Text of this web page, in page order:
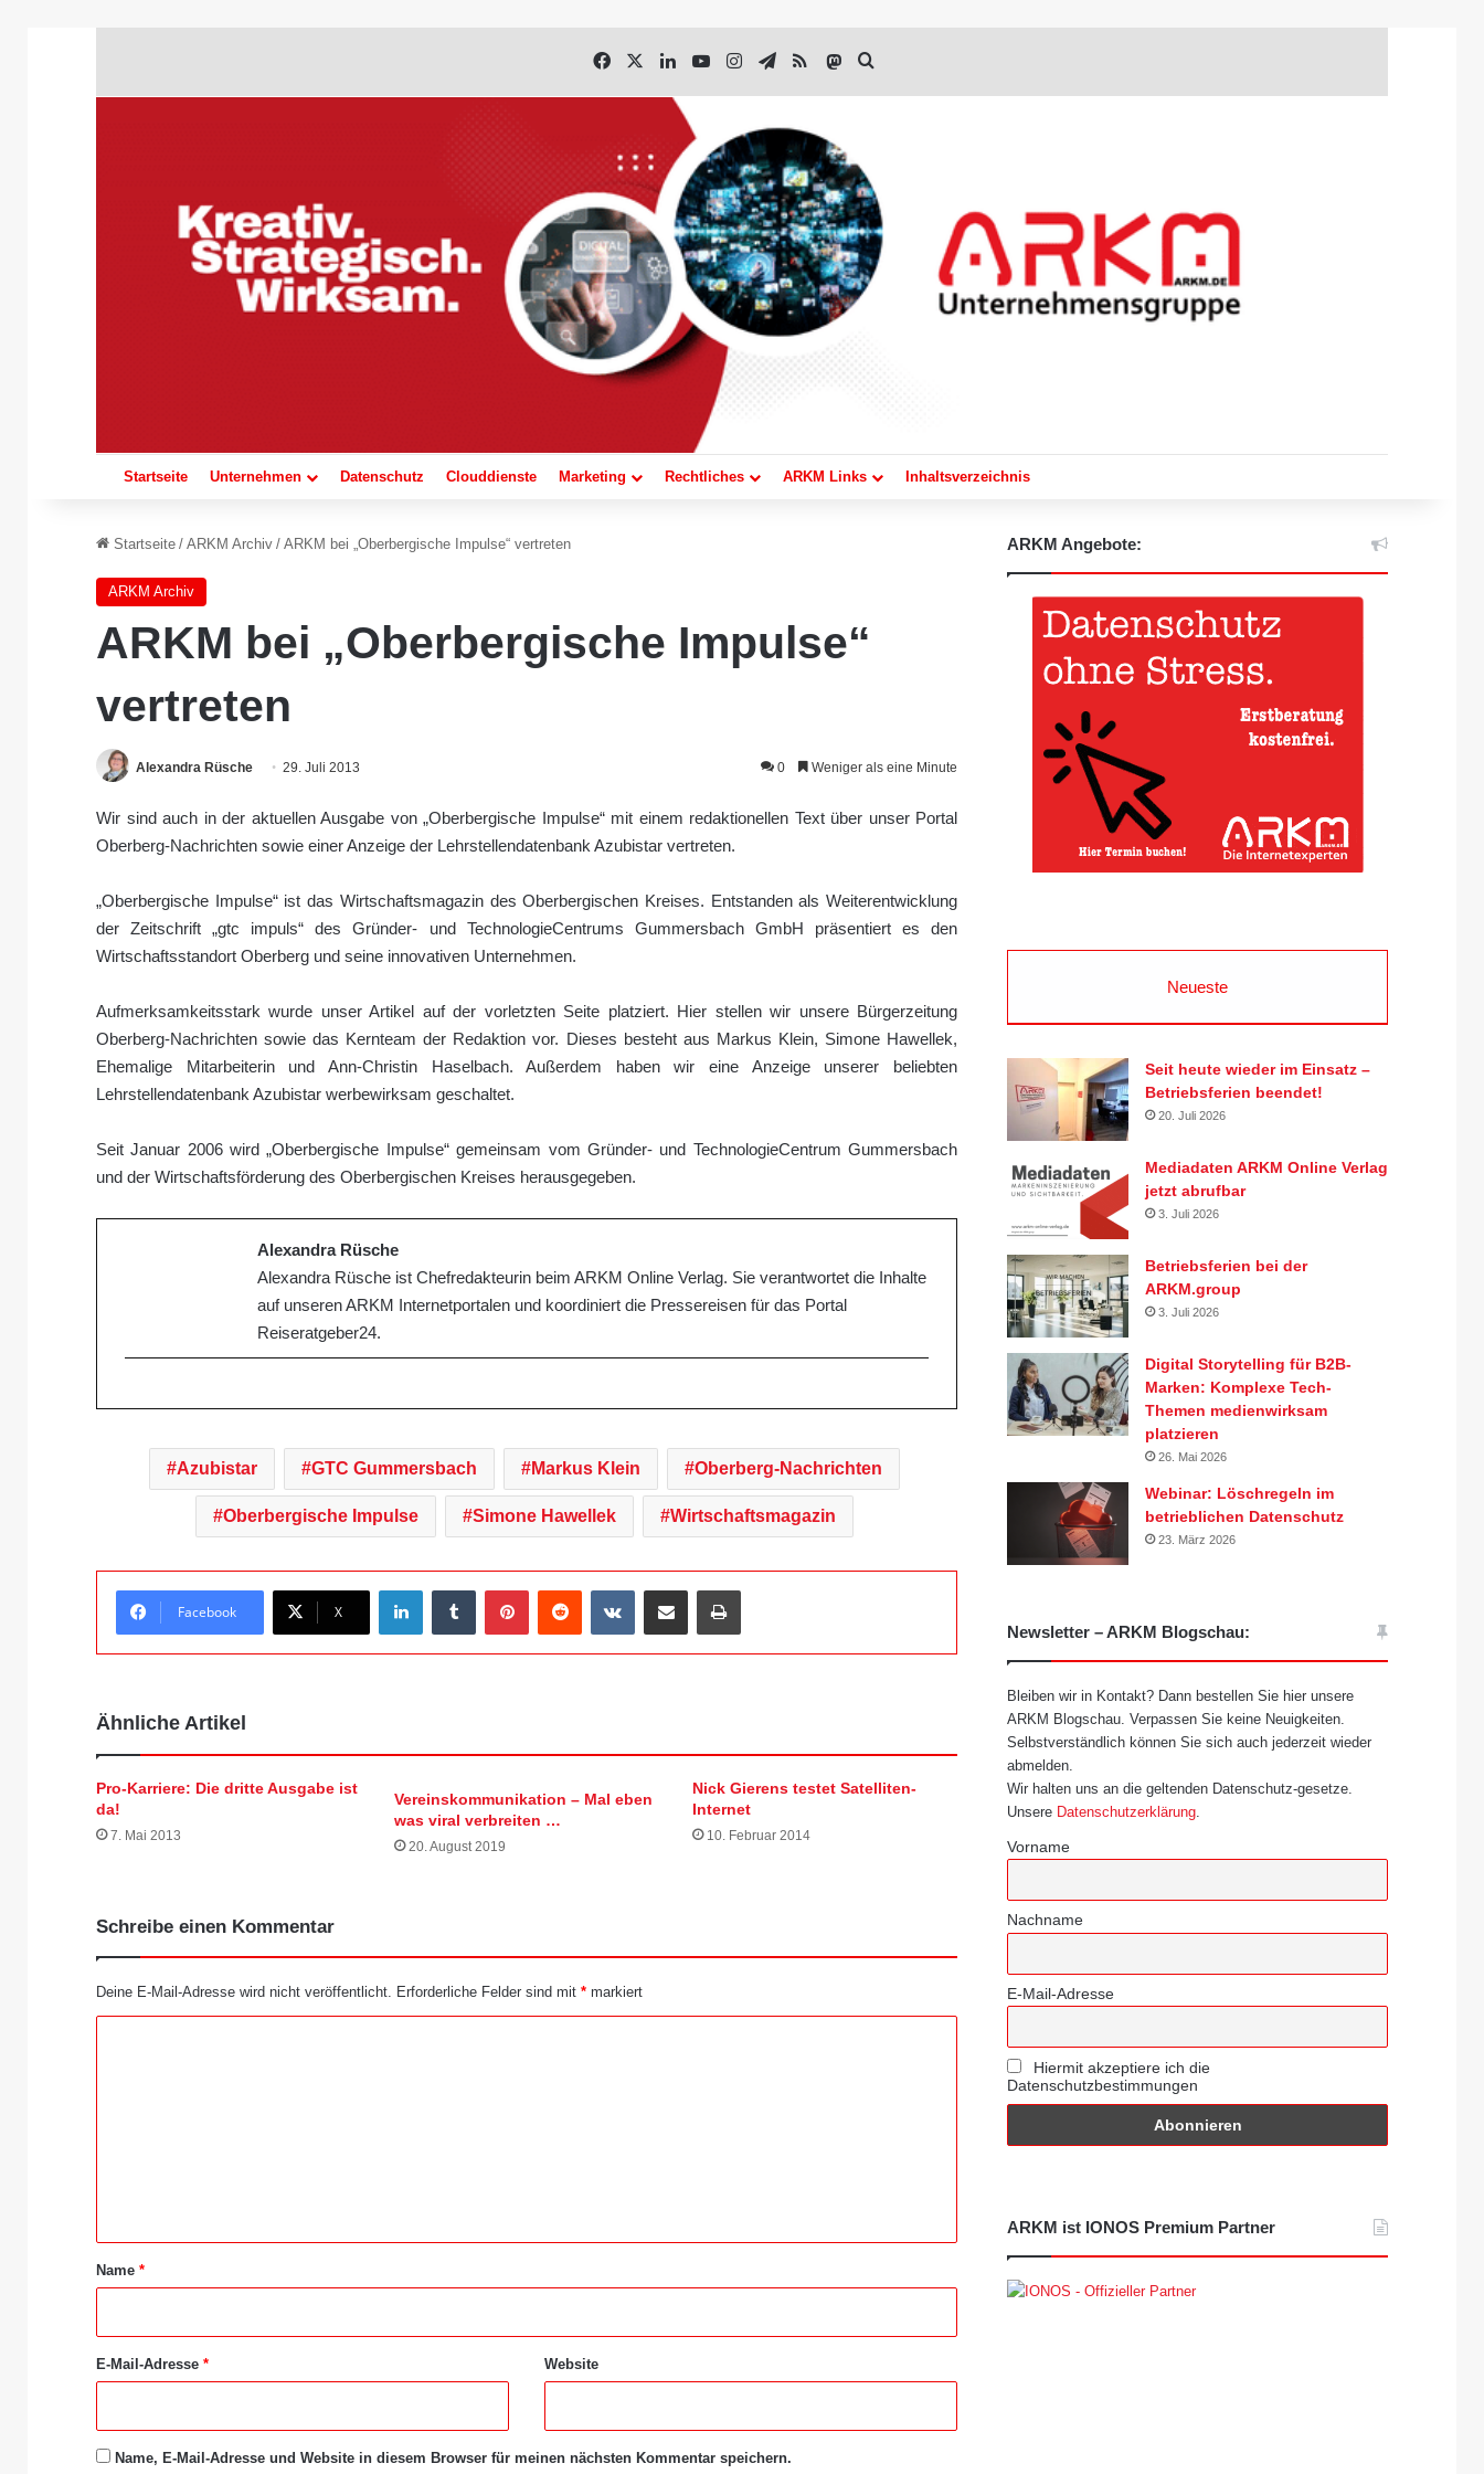
FacebookLinkedInYouTubeInstagramTelegram
RSSMastodon
Startseite Unternehmen Datenschutz Clouddienste Marketing Rechtliches ARKM Links Inhaltsverzeichnis
Startseite / ARKM Archiv / ARKM bei „Oberbergische Impulse“ vertreten
ARKM Archiv
ARKM bei „Oberbergische Impulse“
vertreten
Alexandra Rüsche 29. Juli 2013 0 Weniger als eine Minute
Wir sind auch in der aktuellen Ausgabe von „Oberbergische Impulse“ mit einem redaktionellen Text über unser Portal
Oberberg-Nachrichten sowie einer Anzeige der Lehrstellendatenbank Azubistar vertreten.
„Oberbergische Impulse“ ist das Wirtschaftsmagazin des Oberbergischen Kreises. Entstanden als Weiterentwicklung
der Zeitschrift „gtc impuls“ des Gründer- und TechnologieCentrums Gummersbach GmbH präsentiert es den
Wirtschaftsstandort Oberberg und seine innovativen Unternehmen.
Aufmerksamkeitsstark wurde unser Artikel auf der vorletzten Seite platziert. Hier stellen wir unsere Bürgerzeitung
Oberberg-Nachrichten sowie das Kernteam der Redaktion vor. Dieses besteht aus Markus Klein, Simone Hawellek,
Ehemalige Mitarbeiterin und Ann-Christin Haselbach. Außerdem haben wir eine Anzeige unserer beliebten
Lehrstellendatenbank Azubistar werbewirksam geschaltet.
Seit Januar 2006 wird „Oberbergische Impulse“ gemeinsam vom Gründer- und TechnologieCentrum Gummersbach
und der Wirtschaftsförderung des Oberbergischen Kreises herausgegeben.
Alexandra Rüsche
Alexandra Rüsche ist Chefredakteurin beim ARKM Online Verlag. Sie verantwortet die Inhalte
auf unseren ARKM Internetportalen und koordiniert die Pressereisen für das Portal
Reiseratgeber24.
Azubistar GTC Gummersbach Markus Klein Oberberg-Nachrichten
Oberbergische Impulse Simone Hawellek Wirtschaftsmagazin
Facebook X
Ähnliche Artikel
Pro-Karriere: Die dritte Ausgabe ist
da!
7. Mai 2013
Vereinskommunikation – Mal eben
was viral verbreiten …
20. August 2019
Nick Gierens testet Satelliten-
Internet
10. Februar 2014
Schreibe einen Kommentar
Deine E-Mail-Adresse wird nicht veröffentlicht. Erforderliche Felder sind mit * markiert
aName *
E-Mail-Adresse * Website
Name, E-Mail-Adresse und Website in diesem Browser für meinen nächsten Kommentar speichern.
ARKM Angebote:
Neueste
Seit heute wieder im Einsatz –
Betriebsferien beendet!
20. Juli 2026
Mediadaten ARKM Online Verlag
jetzt abrufbar
3. Juli 2026
Betriebsferien bei der
ARKM.group
3. Juli 2026
Digital Storytelling für B2B-
Marken: Komplexe Tech-
Themen medienwirksam
platzieren
26. Mai 2026
Webinar: Löschregeln im
betrieblichen Datenschutz
23. März 2026
Newsletter – ARKM Blogschau:
Bleiben wir in Kontakt? Dann bestellen Sie hier unsere
ARKM Blogschau. Verpassen Sie keine Neuigkeiten.
Selbstverständlich können Sie sich auch jederzeit wieder
abmelden.
Wir halten uns an die geltenden Datenschutz-gesetze.
Unsere Datenschutzerklärung
Vorname
Nachname
E-Mail-Adresse
Hiermit akzeptiere ich die
Datenschutzbestimmungen
ARKM ist IONOS Premium Partner